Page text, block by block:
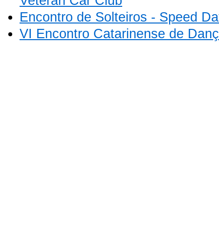
Encontro de Solteiros - Speed
VI Encontro Catarinense de